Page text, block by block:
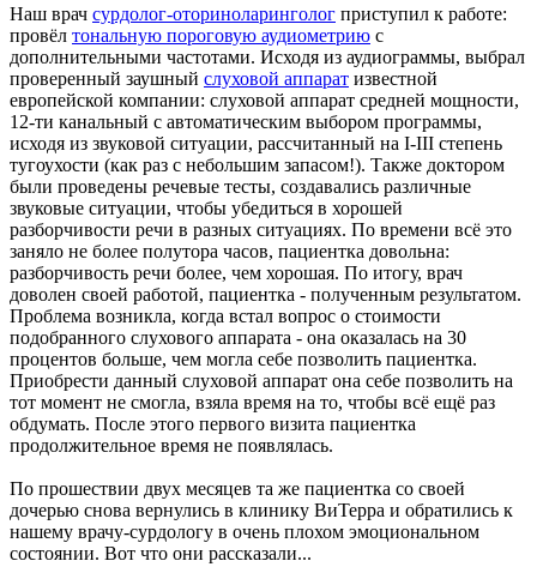
Наш врач сурдолог-оториноларинголог приступил к работе:
провёл тональную пороговую аудиометрию с
дополнительными частотами. Исходя из аудиограммы, выбрал
проверенный заушный слуховой аппарат известной
европейской компании: слуховой аппарат средней мощности,
12-ти канальный с автоматическим выбором программы,
исходя из звуковой ситуации, рассчитанный на I-III степень
тугоухости (как раз с небольшим запасом!). Также доктором
были проведены речевые тесты, создавались различные
звуковые ситуации, чтобы убедиться в хорошей
разборчивости речи в разных ситуациях. По времени всё это
заняло не более полутора часов, пациентка довольна:
разборчивость речи более, чем хорошая. По итогу, врач
доволен своей работой, пациентка - полученным результатом.
Проблема возникла, когда встал вопрос о стоимости
подобранного слухового аппарата - она оказалась на 30
процентов больше, чем могла себе позволить пациентка.
Приобрести данный слуховой аппарат она себе позволить на
тот момент не смогла, взяла время на то, чтобы всё ещё раз
обдумать. После этого первого визита пациентка
продолжительное время не появлялась.
По прошествии двух месяцев та же пациентка со своей
дочерью снова вернулись в клинику ВиТерра и обратились к
нашему врачу-сурдологу в очень плохом эмоциональном
состоянии. Вот что они рассказали...